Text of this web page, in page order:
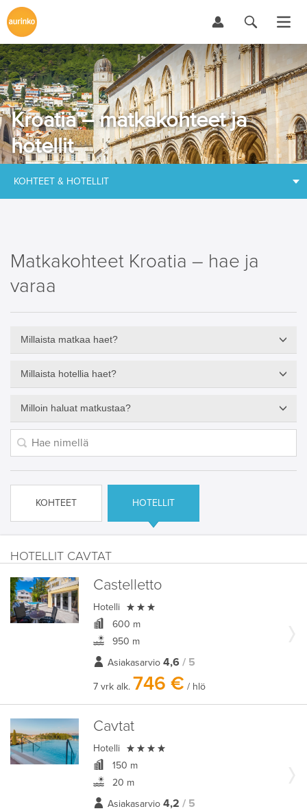
Kroatia – matkakohteet ja
hotellit
KOHTEET & HOTELLIT
Matkakohteet Kroatia – hae ja
varaa
Millaista matkaa haet?
Millaista hotellia haet?
Milloin haluat matkustaa?
KOHTEET HOTELLIT
HOTELLIT CAVTAT
Castelletto
Hotelli 
600 m
950 m
Asiakasarvio 4,6 / 5
7 vrk alk. 746 € / hlö
Cavtat
Hotelli 
150 m
20 m
Asiakasarvio 4,2 / 5